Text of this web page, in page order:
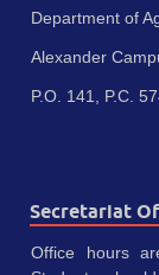
Department of
Alexander
P.O. 141, P.C.
Secretariat
Office hours